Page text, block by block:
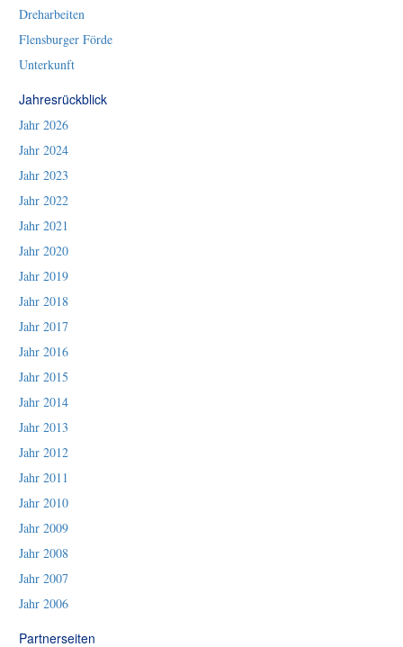
Dreharbeiten
Flensburger Förde
Unterkunft
Jahresrückblick
Jahr 2026
Jahr 2024
Jahr 2023
Jahr 2022
Jahr 2021
Jahr 2020
Jahr 2019
Jahr 2018
Jahr 2017
Jahr 2016
Jahr 2015
Jahr 2014
Jahr 2013
Jahr 2012
Jahr 2011
Jahr 2010
Jahr 2009
Jahr 2008
Jahr 2007
Jahr 2006
Partnerseiten